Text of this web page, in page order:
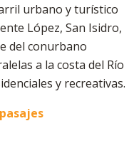
urbano y turístico
López, San Isidro,
del conurbano
a la costa del Río
y recreativas.